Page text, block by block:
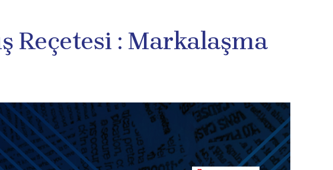
Reçetesi : Markalaşma